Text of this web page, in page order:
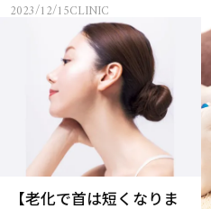
2023/12/15CLINIC
【老化で首は短くなりま